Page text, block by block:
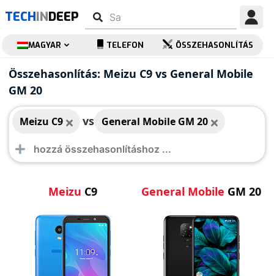
TECHINDEEP
MAGYAR TELEFON ÖSSZEHASONLÍTÁS
Összehasonlítás: Meizu C9 vs General Mobile
GM 20
Meizu C9 vs General Mobile GM 20
Meizu C9
Meizu C9
General Mobile GM
20
General Mobile GM 20